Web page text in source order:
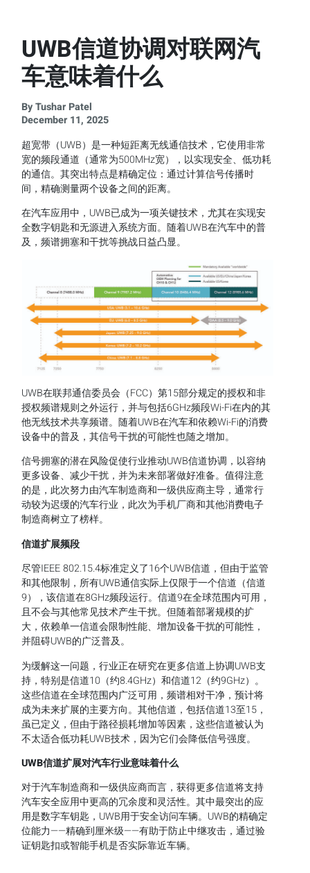
UWB信道协调对联网汽
车意味着什么
By Tushar Patel
December 11, 2025
超宽带（UWB）是一种短距离无线通信技术，它使用非常
宽的频段通道（通常为500MHz宽），以实现安全、低功耗
的通信。其突出特点是精确定位：通过计算信号传播时
间，精确测量两个设备之间的距离。
在汽车应用中，UWB已成为一项关键技术，尤其在实现安
全数字钥匙和无源进入系统方面。随着UWB在汽车中的普
及，频谱拥塞和干扰等挑战日益凸显。
UWB在联邦通信委员会（FCC）第15部分规定的授权和非
授权频谱规则之外运行，并与包括6GHz频段Wi-Fi在内的其
他无线技术共享频谱。随着UWB在汽车和依赖Wi-Fi的消费
设备中的普及，其信号干扰的可能性也随之增加。
信号拥塞的潜在风险促使行业推动UWB信道协调，以容纳
更多设备、减少干扰，并为未来部署做好准备。值得注意
的是，此次努力由汽车制造商和一级供应商主导，通常行
动较为迟缓的汽车行业，此次为手机厂商和其他消费电子
制造商树立了榜样。
信道扩展频段
尽管IEEE 802.15.4标准定义了16个UWB信道，但由于监管
和其他限制，所有UWB通信实际上仅限于一个信道（信道
9），该信道在8GHz频段运行。信道9在全球范围内可用，
且不会与其他常见技术产生干扰。但随着部署规模的扩
大，依赖单一信道会限制性能、增加设备干扰的可能性，
并阻碍UWB的广泛普及。
为缓解这一问题，行业正在研究在更多信道上协调UWB支
持，特别是信道10（约8.4GHz）和信道12（约9GHz）。
这些信道在全球范围内广泛可用，频谱相对干净，预计将
成为未来扩展的主要方向。其他信道，包括信道13至15，
虽已定义，但由于路径损耗增加等因素，这些信道被认为
不太适合低功耗UWB技术，因为它们会降低信号强度。
UWB信道扩展对汽车行业意味着什么
对于汽车制造商和一级供应商而言，获得更多信道将支持
汽车安全应用中更高的冗余度和灵活性。其中最突出的应
用是数字车钥匙，UWB用于安全访问车辆。UWB的精确定
位能力——精确到厘米级——有助于防止中继攻击，通过验
证钥匙扣或智能手机是否实际靠近车辆。